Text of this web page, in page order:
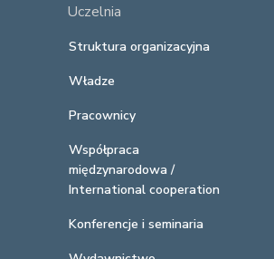
Uczelnia
Struktura organizacyjna
Władze
Pracownicy
Współpraca
międzynarodowa /
International cooperation
Konferencje i seminaria